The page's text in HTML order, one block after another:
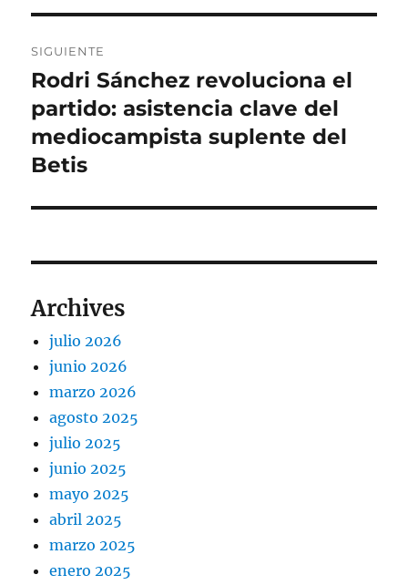
SIGUIENTE
Entrada
siguiente:
Rodri Sánchez revoluciona el
partido: asistencia clave del
mediocampista suplente del
Betis
Archives
julio 2026
junio 2026
marzo 2026
agosto 2025
julio 2025
junio 2025
mayo 2025
abril 2025
marzo 2025
enero 2025